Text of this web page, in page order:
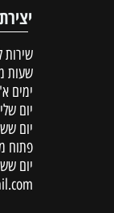
שירות
שעות
ימים
יום
יום
פתוח מ 10.00-
יום